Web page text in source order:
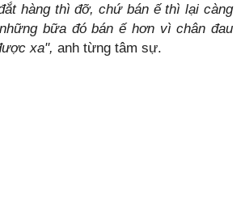
hàng thì đỡ, chứ bán ế thì lại càng
bữa đó bán ế hơn vì chân đau
xa", anh từng tâm sự.